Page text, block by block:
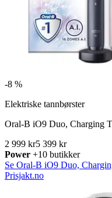
-8 %
Elektriske tannbørster
Oral-B iO9 Duo, Charging
2 999 kr5 399 kr
Power +10 butikker
Se Oral-B iO9 Duo,
Prisjakt.no